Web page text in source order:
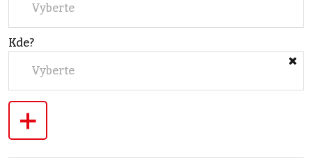
Vyberte
Kde?
Vyberte
+